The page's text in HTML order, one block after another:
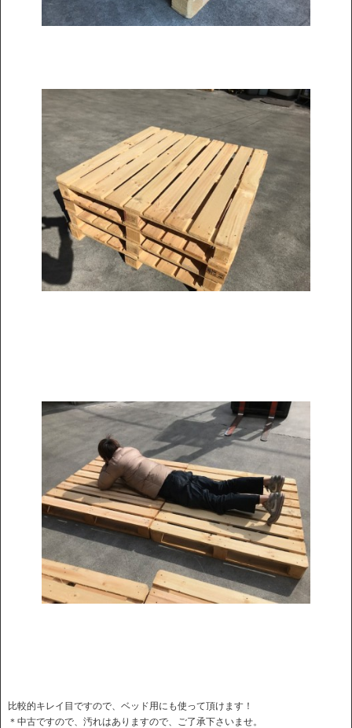
比較的キレイ目ですので、ベッド用にも使って頂けます！
＊中古ですので、汚れはありますので、ご了承下さいませ。